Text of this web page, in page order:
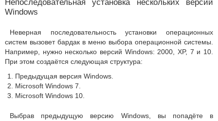
Непоследовательная установка нескольких версий
Windows
Неверная последовательность установки операционных
систем вызовет бардак в меню выбора операционной системы.
Например, нужно несколько версий Windows: 2000, XP, 7 и 10.
При этом создаётся следующая структура:
Предыдущая версия Windows.
Microsoft Windows 7.
Microsoft Windows 10.
Выбрав предыдущую версию Windows, вы попадёте в